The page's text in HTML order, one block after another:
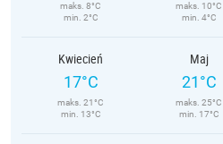
maks. 8°C
min. 2°C
maks. 10°C
min. 4°C
Kwiecień
17°C
maks. 21°C
min. 13°C
Maj
21°C
maks. 25°C
min. 17°C